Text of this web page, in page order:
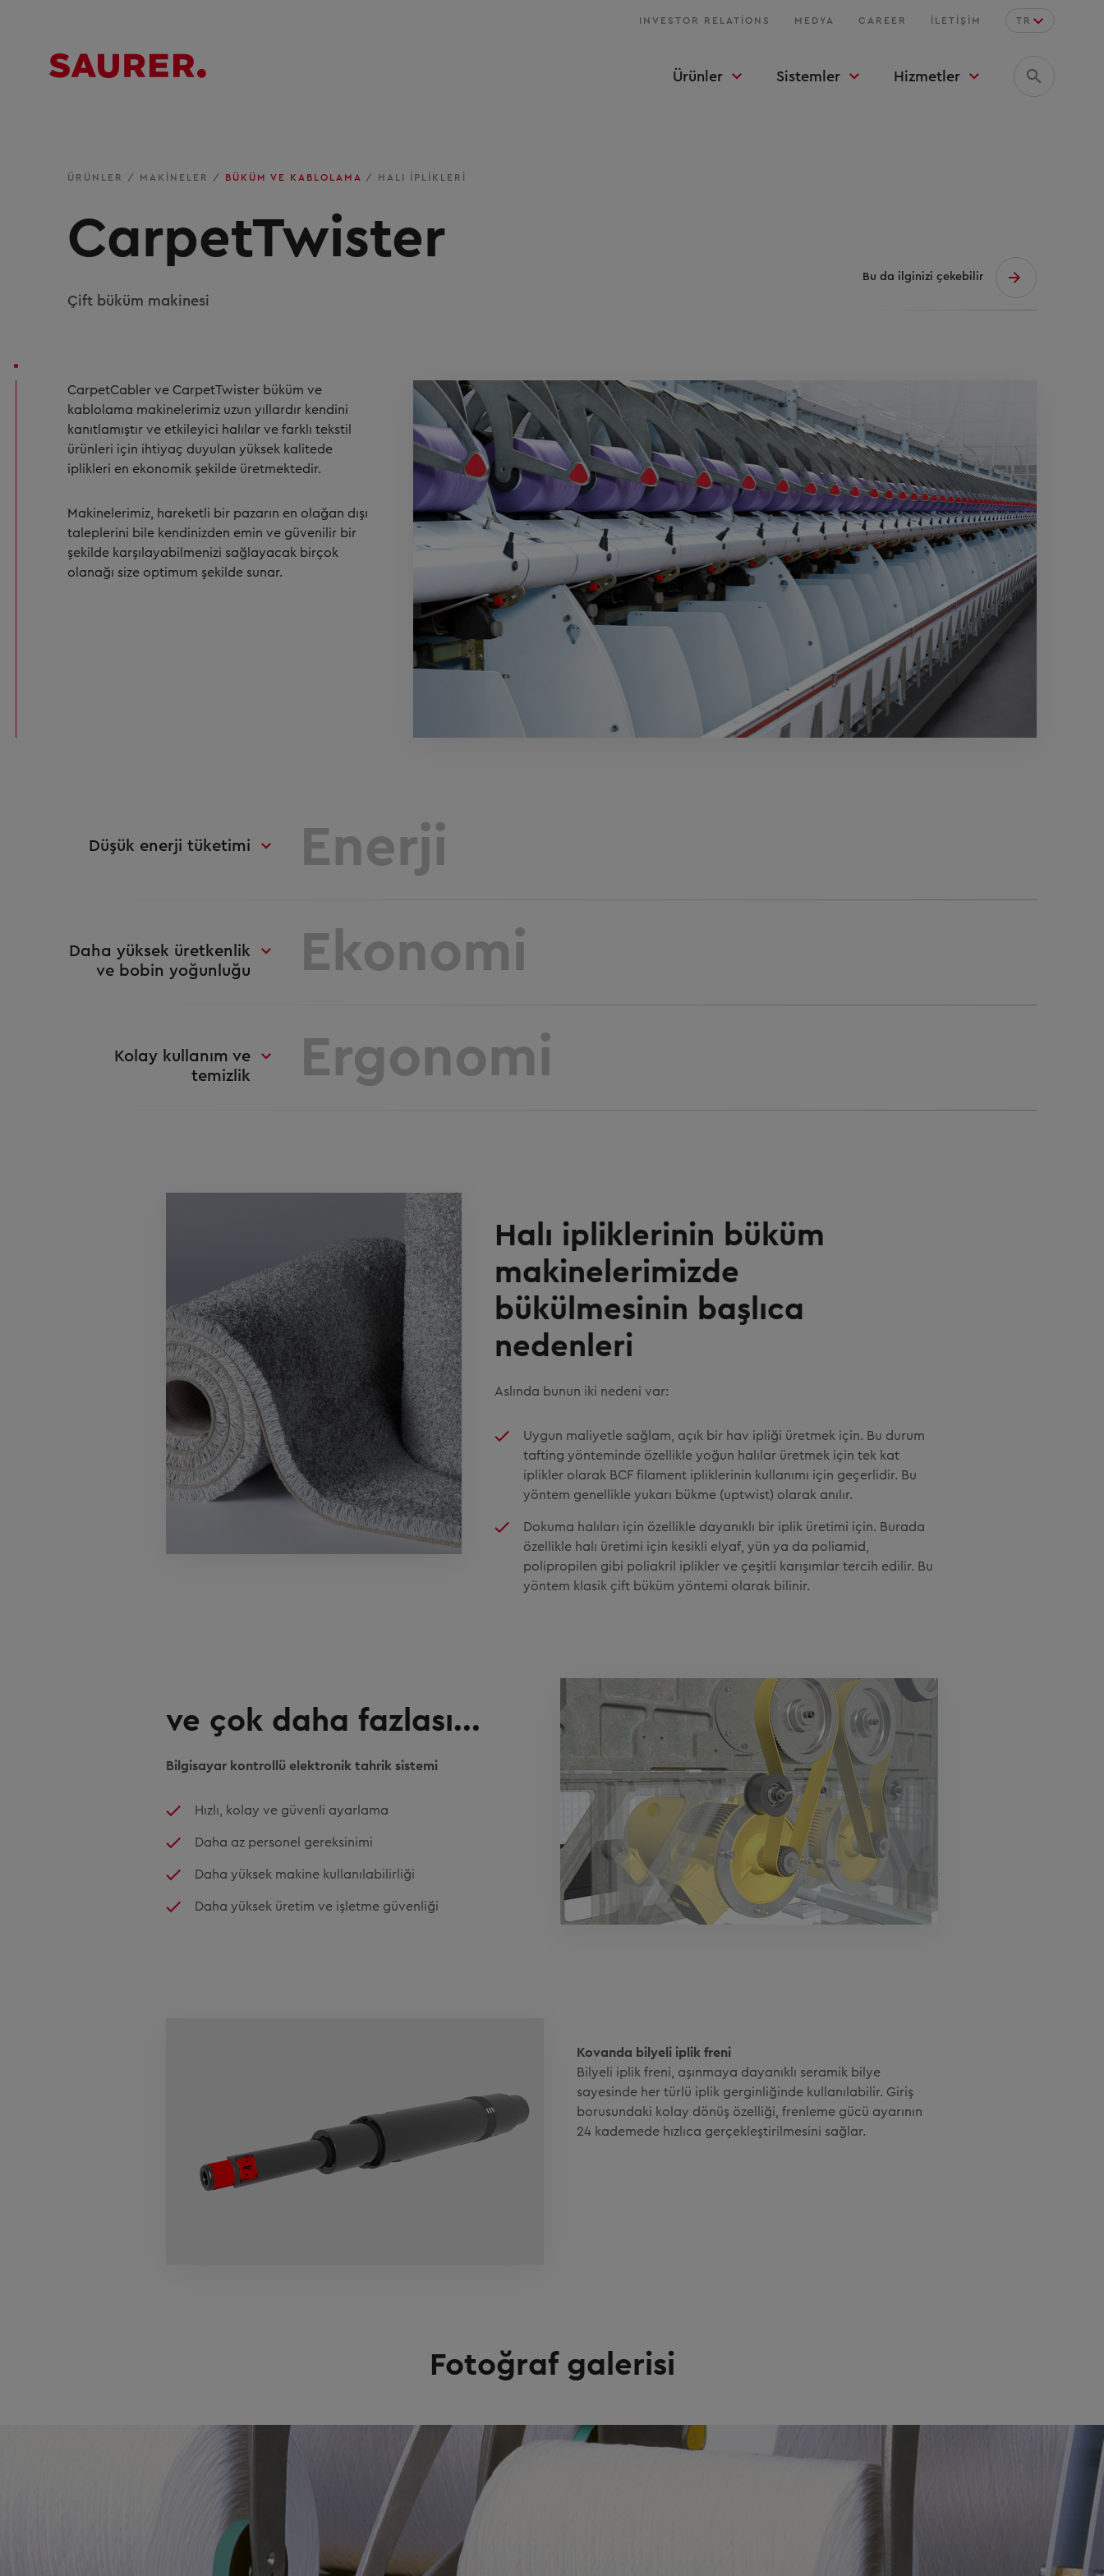
INVESTOR RELATIONS MEDYA CAREER İLETIŞIM TR
Ürünler Sistemler Hizmetler
ÜRÜNLER / MAKINELER / BÜKÜM VE KABLOLAMA / HALI IPLIKLERI
CarpetTwister
Çift büküm makinesi
Bu da ilginizi çekebilir
CarpetCabler ve CarpetTwister büküm ve
kablolama makinelerimiz uzun yıllardır kendini
kanıtlamıştır ve etkileyici halılar ve farklı tekstil
ürünleri için ihtiyaç duyulan yüksek kalitede
iplikleri en ekonomik şekilde üretmektedir.
Makinelerimiz, hareketli bir pazarın en olağan dışı
taleplerini bile kendinizden emin ve güvenilir bir
şekilde karşılayabilmenizi sağlayacak birçok
olanağı size optimum şekilde sunar.
Düşük enerji tüketimi Enerji
Daha yüksek üretkenlik
ve bobin yoğunluğu
Ekonomi
Kolay kullanım ve
temizlik
Ergonomi
Halı ipliklerinin büküm
makinelerimizde
bükülmesinin başlıca
nedenleri
Aslında bunun iki nedeni var:
Uygun maliyetle sağlam, açık bir hav ipliği üretmek için. Bu durum
tafting yönteminde özellikle yoğun halılar üretmek için tek kat
iplikler olarak BCF filament ipliklerinin kullanımı için geçerlidir. Bu
yöntem genellikle yukarı bükme (uptwist) olarak anılır.
Dokuma halıları için özellikle dayanıklı bir iplik üretimi için. Burada
özellikle halı üretimi için kesikli elyaf, yün ya da poliamid,
polipropilen gibi poliakril iplikler ve çeşitli karışımlar tercih edilir. Bu
yöntem klasik çift büküm yöntemi olarak bilinir.
ve çok daha fazlası...
Bilgisayar kontrollü elektronik tahrik sistemi
Hızlı, kolay ve güvenli ayarlama
Daha az personel gereksinimi
Daha yüksek makine kullanılabilirliği
Daha yüksek üretim ve işletme güvenliği
Kovanda bilyeli iplik freni
Bilyeli iplik freni, aşınmaya dayanıklı seramik bilye
sayesinde her türlü iplik gerginliğinde kullanılabilir. Giriş
borusundaki kolay dönüş özelliği, frenleme gücü ayarının
24 kademede hızlıca gerçekleştirilmesini sağlar.
Fotoğraf galerisi